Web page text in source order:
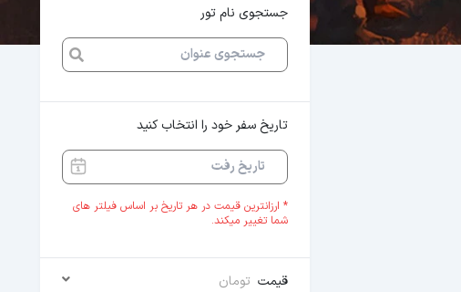
جستجوی نام تور
تاریخ سفر خود را انتخاب کنید
* ارزانترین قیمت در هر تاریخ بر اساس فیلتر های
شما تغییر میکند.
قیمت تومان